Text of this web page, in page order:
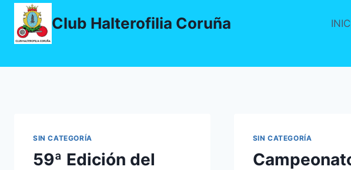
Saltar
contenido
Club Halterofilia Coruña
SIN CATEGORÍA
59ª Edición del
SIN CATEGORÍA